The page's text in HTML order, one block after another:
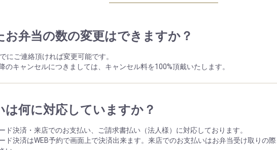
お弁当の数の変更はできますか？
にご連絡頂ければ変更可能です。
のキャンセルにつきましては、キャンセル料を100%頂戴いたします。
は何に対応していますか？
ド決済・来店でのお支払い、ご請求書払い（法人様）に対応しております。
ド決済はWEB予約で画面上で決済出来ます。来店でのお支払いはお弁当受け取りの